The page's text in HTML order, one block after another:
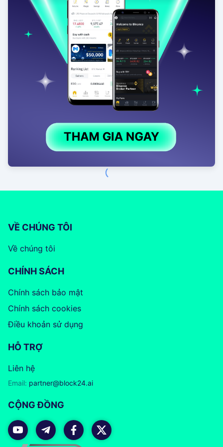
VỀ CHÚNG TÔI
Về chúng tôi
CHÍNH SÁCH
Chính sách bảo mật
Chính sách cookies
Điều khoản sử dụng
HỖ TRỢ
Liên hệ
Email: partner@block24.ai
CỘNG ĐỒNG